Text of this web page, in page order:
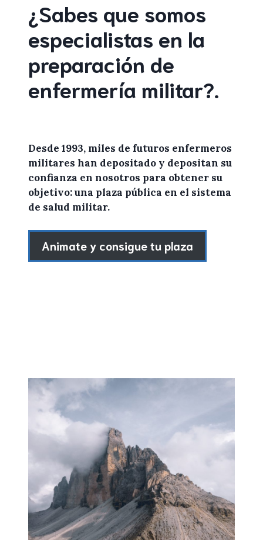
¿Sabes que somos
especialistas en la
preparación de
enfermería militar?.
Desde 1993, miles de futuros enfermeros
militares han depositado y depositan su
confianza en nosotros para obtener su
objetivo: una plaza pública en el sistema
de salud militar.
Animate y consigue tu plaza